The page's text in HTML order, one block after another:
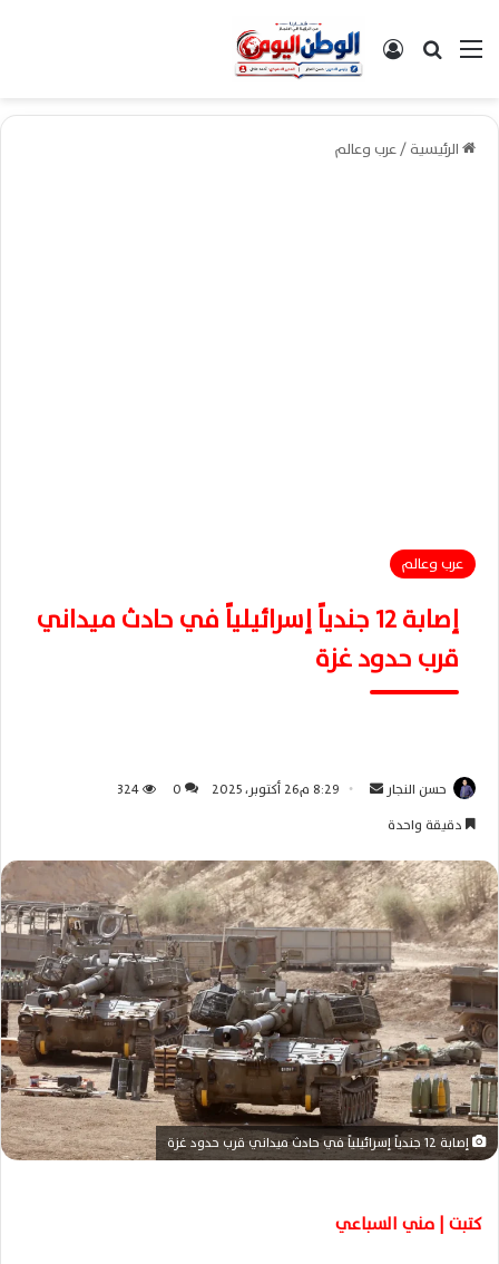
القائمةبحث عن تسجيل الدخول
الرئيسية/عرب وعالم
عرب وعالم
إصابة 12 جندياً إسرائيلياً في حادث ميداني
قرب حدود غزة
حسن النجار
ل
ب
ر
ي
د
ا
إ
ل
ك
ت
ر
و
ي
8:29 م26 أكتوبر، 2025 0
324
دقيقة واحدة
إصابة 12 جندياً إسرائيلياً في حادث ميداني قرب حدود غزة
كتبت | مني السباعي